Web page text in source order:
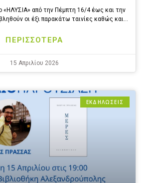
«ΗΛΥΣΙΑ» από την Πέμπτη 16/4 έως και την
οι έξι παρακάτω ταινίες καθώς και…
ΠΕΡΙΣΣΟΤΕΡΑ
15 Απριλίου 2026
ΕΚΔΗΛΩΣΕΙΣ